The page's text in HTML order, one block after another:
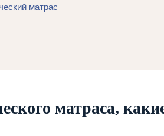
матрас
матраса,